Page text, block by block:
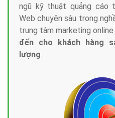
ngũ kỹ thuật quảng cáo
Web chuyên sâu trong
trung tâm marketing online
đến cho khách hàng
lượng.